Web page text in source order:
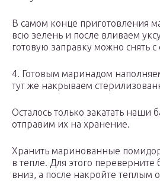
В самом конце приготовления
всю зелень и после вливаем
готовую заправку можно снять с
4. Готовым маринадом
тут же накрываем
Осталось только закатать наши
отправим их на хранение.
Хранить маринованные
в тепле. Для этого
вниз, а после накройте теплым